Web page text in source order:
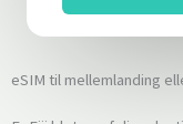
eSIM til mellemlanding